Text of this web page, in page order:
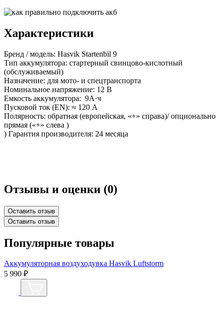
Характеристики
Бренд / модель: Hasvik Startenbil 9
Тип аккумулятора: стартерный свинцово-кислотный
(обслуживаемый)
Назначение: для мото- и спецтранспорта
Номинальное напряжение: 12 В
Емкость аккумулятора: 9А·ч
Пусковой ток (EN): ≈ 120 А
Полярность: обратная (европейская, «+» справа)/ опционально
прямая («+» слева )
) Гарантия производителя: 24 месяца
Отзывы и оценки (0)
Оставить отзыв
Оставить отзыв
Популярные товары
Аккумуляторная воздуходувка Hasvik Luftstorm
5 990 ₽